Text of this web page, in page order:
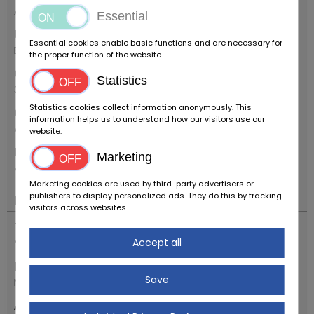
Alemania
Ubicación
Bovenden
Código postal
37120
Calle
Alte Bundesstr.
Número de casa
48
Importante
Tipo de vehiculo
Youngtimer
Marca
Mercedes Benz
Año de manufactura
Essential
Essential cookies enable basic functions and are necessary for
the proper function of the website.
Statistics
Statistics cookies collect information anonymously. This
information helps us to understand how our visitors use our
website.
Marketing
Marketing cookies are used by third-party advertisers or
publishers to display personalized ads. They do this by tracking
visitors across websites.
Accept all
Save